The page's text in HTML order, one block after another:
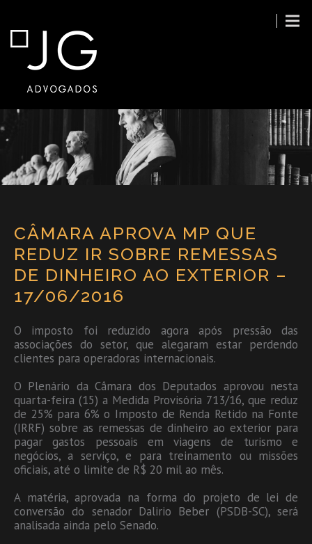
CÂMARA APROVA MP QUE
REDUZ IR SOBRE REMESSAS
DE DINHEIRO AO EXTERIOR –
17/06/2016
O imposto foi reduzido agora após pressão das
associações do setor, que alegaram estar perdendo
clientes para operadoras internacionais.
O Plenário da Câmara dos Deputados aprovou nesta
quarta-feira (15) a Medida Provisória 713/16, que reduz
de 25% para 6% o Imposto de Renda Retido na Fonte
(IRRF) sobre as remessas de dinheiro ao exterior para
pagar gastos pessoais em viagens de turismo e
negócios, a serviço, e para treinamento ou missões
oficiais, até o limite de R$ 20 mil ao mês.
A matéria, aprovada na forma do projeto de lei de
conversão do senador Dalirio Beber (PSDB-SC), será
analisada ainda pelo Senado.